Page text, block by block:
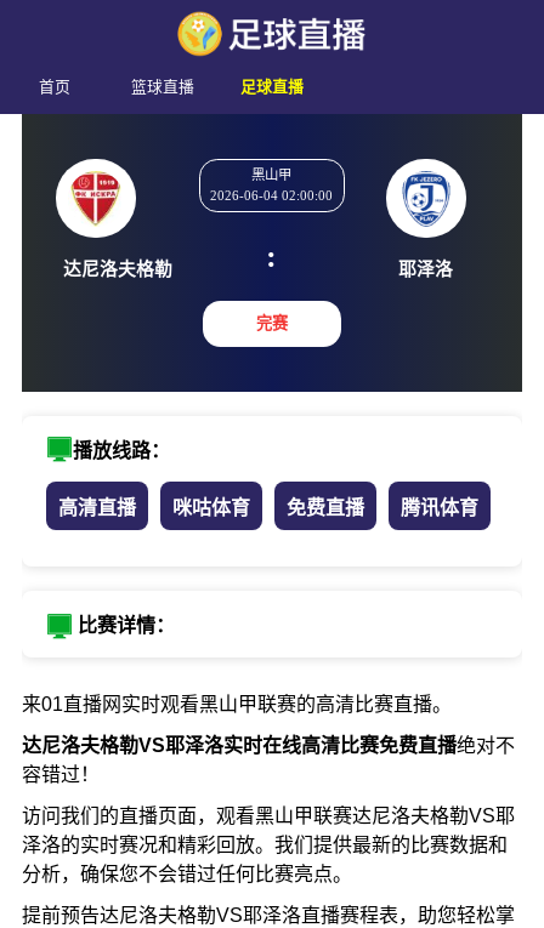
首页 篮球直播 足球直播
达尼洛夫格勒
黑山甲
2026-06-04 02:00:00
:
完赛
播放线路：
高清直播 咪咕体育 免费直播 腾讯体育
比赛详情：
来01直播网实时观看黑山甲联赛的高清比赛直播。
达尼洛夫格勒VS耶泽洛实时在线高清比赛免费直播绝对不
容错过！
访问我们的直播页面，观看黑山甲联赛达尼洛夫格勒VS耶
泽洛的实时赛况和精彩回放。我们提供最新的比赛数据和
分析，确保您不会错过任何比赛亮点。
提前预告达尼洛夫格勒VS耶泽洛直播赛程表，助您轻松掌